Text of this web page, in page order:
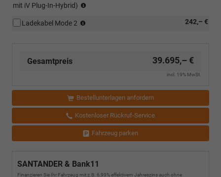
mit iV Plug-In-Hybrid)
242,– €
Ladekabel Mode 2
Gesamtpreis 39.695,– €
incl. 19% MwSt.
Bestellunterlagen anfordern
Kostenloser Rückruf-Service
Fahrzeug parken
SANTANDER & Bank11
Finanzieren Sie Ihr Fahrzeug mit z.B. 6,99% effektivem Jahreszins auch ohne